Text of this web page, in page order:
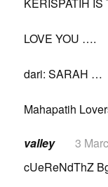
LOVE YOU ….
dari: SARAH …
Mahapatih
valley 3
cUeReNdThZ